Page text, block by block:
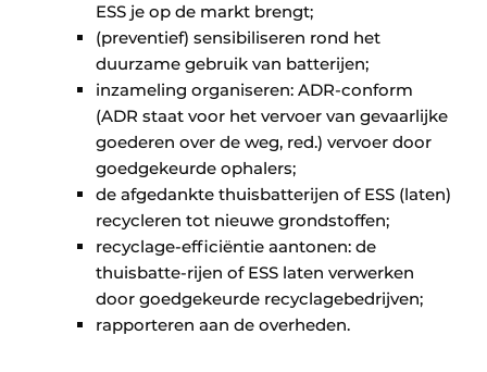
ESS je op de markt brengt;
(preventief) sensibiliseren rond het
duurzame gebruik van batterijen;
inzameling organiseren: ADR-conform
(ADR staat voor het vervoer van gevaar­lijke
goederen over de weg, red.) vervoer door
goedgekeurde ophalers;
de afgedankte thuisbatterijen of ESS (laten)
recycleren tot nieuwe grondstoffen;
recyclage-efficiëntie aantonen: de
thuisbatte-rijen of ESS laten verwerken
door goedgekeurde recyclagebedrijven;
rapporteren aan de overheden.